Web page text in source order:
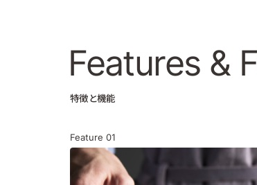
Features &
特徴と機能
Feature 01